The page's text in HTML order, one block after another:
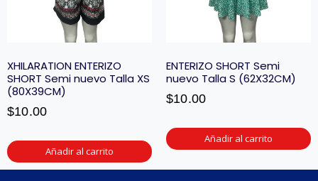
XHILARATION ENTERIZO
SHORT Semi nuevo Talla XS
(80X39CM)
$10.00
Añadir al carrito
ENTERIZO SHORT Semi
nuevo Talla S (62X32CM)
$10.00
Añadir al carrito